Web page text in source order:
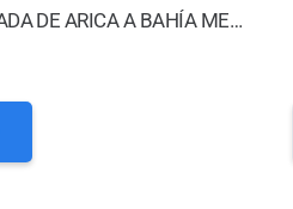
CARTA SHOA N° 1000 – RADA DE ARICA A BAHÍA MEJILLONES DEL SUR *